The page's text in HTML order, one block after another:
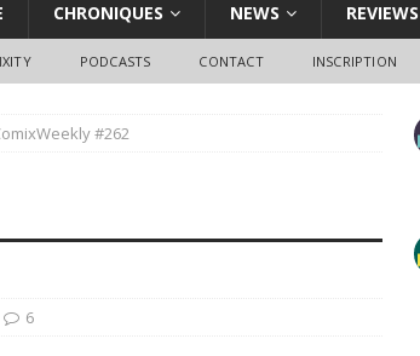
CHRONIQUES NEWS REVIEWS
PODCASTS CONTACT INSCRIPTION
#262
6